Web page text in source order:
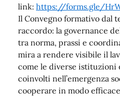
link: https://forms.gle/
Il Convegno formativo dal
raccordo: la governance
tra norma, prassi e
mira a rendere visibile il
come le diverse istituzioni
coinvolti nell’emergenza
cooperare in modo